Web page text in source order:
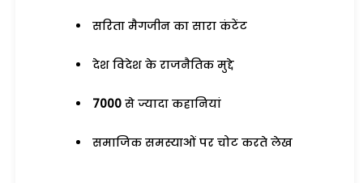
सरिता मैगजीन का सारा कंटेंट
देश विदेश के राजनैतिक मुद्दे
7000 से ज्यादा कहानियां
समाजिक समस्याओं पर चोट करते लेख